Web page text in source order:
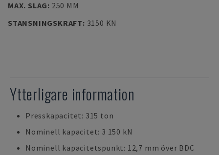
MAX. SLAG: 250 MM
STANSNINGSKRAFT: 3150 KN
Ytterligare information
Presskapacitet: 315 ton
Nominell kapacitet: 3 150 kN
Nominell kapacitetspunkt: 12,7 mm över BDC